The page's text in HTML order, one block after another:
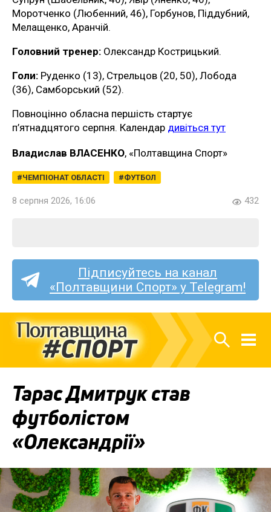
Моротченко (Любенний, 46), Горбунов, Піддубний,
Мелащенко, Аранчій.
Головний тренер: Олександр Кострицький.
Голи: Руденко (13), Стрельцов (20, 50), Лобода
(36), Самборський (52).
Повноцінно обласна першість стартує
п’ятнадцятого серпня. Календар дивіться тут
Владислав ВЛАСЕНКО, «Полтавщина Спорт»
ЧЕМПІОНАТ ОБЛАСТІ ФУТБОЛ
8 серпня 2026, 16:06 432
Підписуйтесь на канал
«Полтавщини Спорт» у Telegram!
Тарас Дмитрук став
футболістом
«Олександрії»